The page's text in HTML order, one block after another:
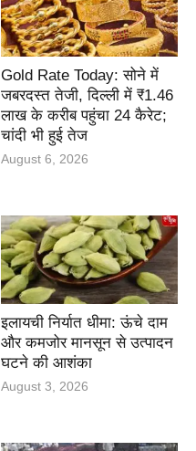
Gold Rate Today: सोने में
जबरदस्त तेजी, दिल्ली में ₹1.46
लाख के करीब पहुंचा 24 कैरेट;
चांदी भी हुई तेज
August 6, 2026
इलायची निर्यात धीमा: ऊंचे दाम
और कमजोर मानसून से उत्पादन
घटने की आशंका
August 3, 2026